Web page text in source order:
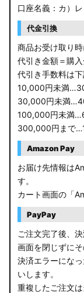
口座名義：カ）
代金引換
商品お受け取り
代引き金額＝購
代引き手数料は下
10,000円未満
30,000円未満
100,000円未満
300,000円まで
Amazon Pay
お届け先情報は
す。
カート画面の「
PayPay
ご注文完了後、
画面を閉じずに
決済エラーにな
いします。
重複したご注文